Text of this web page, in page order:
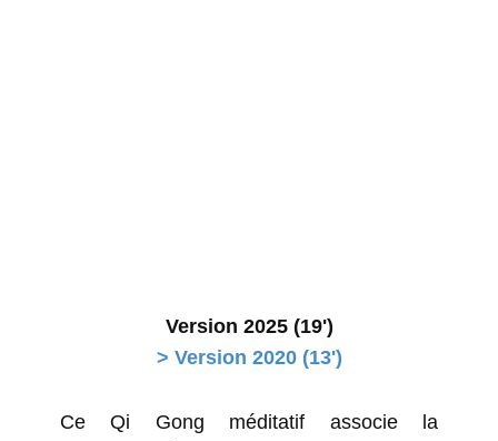
Version 2025 (19')
> Version 2020 (13')
Ce Qi Gong méditatif associe la